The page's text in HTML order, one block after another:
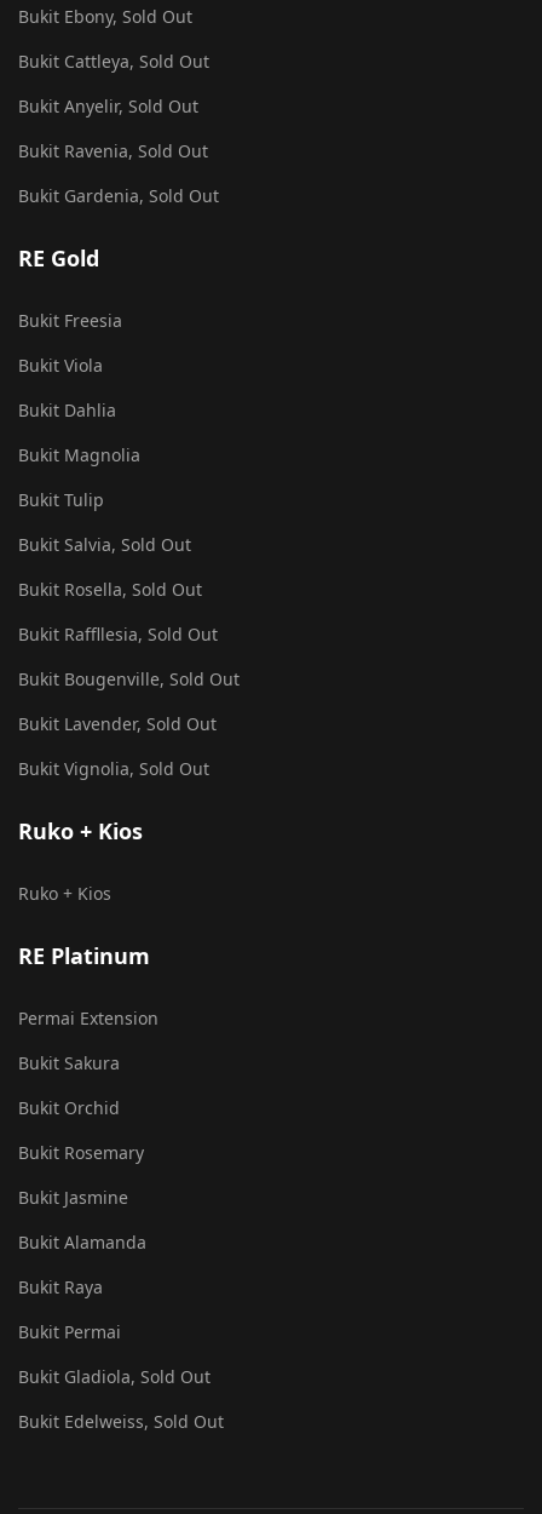
Bukit Ebony, Sold Out
Bukit Cattleya, Sold Out
Bukit Anyelir, Sold Out
Bukit Ravenia, Sold Out
Bukit Gardenia, Sold Out
RE Gold
Bukit Freesia
Bukit Viola
Bukit Dahlia
Bukit Magnolia
Bukit Tulip
Bukit Salvia, Sold Out
Bukit Rosella, Sold Out
Bukit Raffllesia, Sold Out
Bukit Bougenville, Sold Out
Bukit Lavender, Sold Out
Bukit Vignolia, Sold Out
Ruko + Kios
Ruko + Kios
RE Platinum
Permai Extension
Bukit Sakura
Bukit Orchid
Bukit Rosemary
Bukit Jasmine
Bukit Alamanda
Bukit Raya
Bukit Permai
Bukit Gladiola, Sold Out
Bukit Edelweiss, Sold Out